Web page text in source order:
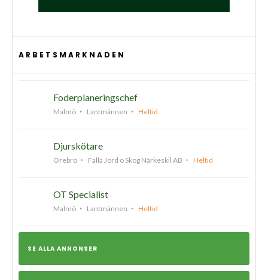
ARBETSMARKNADEN
Foderplaneringschef
Malmö Lantmännen Heltid
Djurskötare
Örebro Falla Jord o Skog Närkeskil AB Heltid
OT Specialist
Malmö Lantmännen Heltid
SE ALLA ANNONSER